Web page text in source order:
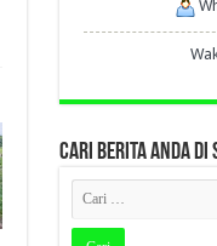
CARI BERITA ANDA DI